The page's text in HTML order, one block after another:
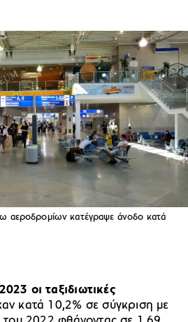
αεροδρομίων κατέγραψε άνοδο κατά
οι ταξιδιωτικές
κατά 10,2% σε σύγκριση με